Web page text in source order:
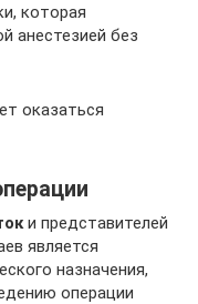
которая
анестезией без
оказаться
и представителей
является
назначения,
операции